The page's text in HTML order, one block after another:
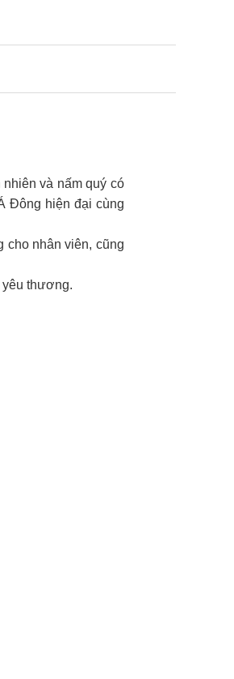
và nấm quý có
Đông hiện đại cùng
cho nhân viên, cũng
yêu thương.